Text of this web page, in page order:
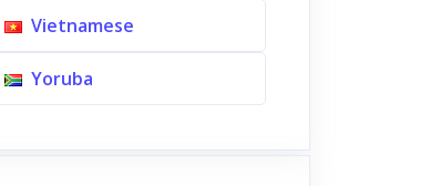
Vietnamese
Yoruba